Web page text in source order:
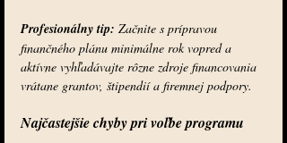
Profesionálny tip: Začnite s prípravou
finančného plánu minimálne rok vopred a
aktívne vyhľadávajte rôzne zdroje financovania
vrátane grantov, štipendií a firemnej podpory.
Najčastejšie chyby pri voľbe programu